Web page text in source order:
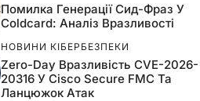
Помилка Генерації Сид-Фраз У
Coldcard: Аналіз Вразливості
НОВИНИ КІБЕРБЕЗПЕКИ
Zero-Day Вразливість CVE-2026-
20316 У Cisco Secure FMC Та
Ланцюжок Атак